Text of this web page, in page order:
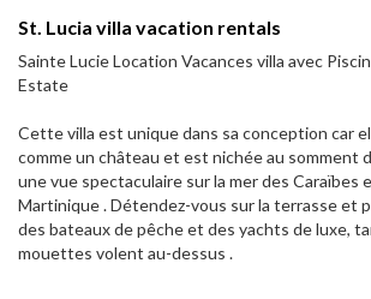
St. Lucia villa vacation rentals
Sainte Lucie Location Vacances villa avec
Estate
Cette villa est unique dans sa conception car
comme un château et est nichée au somment
une vue spectaculaire sur la mer des Caraïbes
Martinique . Détendez-vous sur la terrasse et
des bateaux de pêche et des yachts de luxe,
mouettes volent au-dessus .